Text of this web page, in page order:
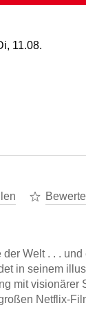
McFadden
€
kleine
€
Thimm
€
11.08.
Welt . . .
in seinem
mit visionärer
Netflix-